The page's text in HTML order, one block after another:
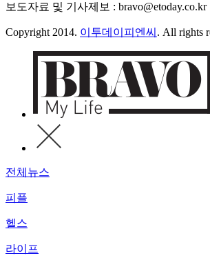
보도자료 및 기사제보 : bravo@etoday.co.kr
Copyright 2014. 이투데이피엔씨 . All rights
전체뉴스
피플
헬스
라이프